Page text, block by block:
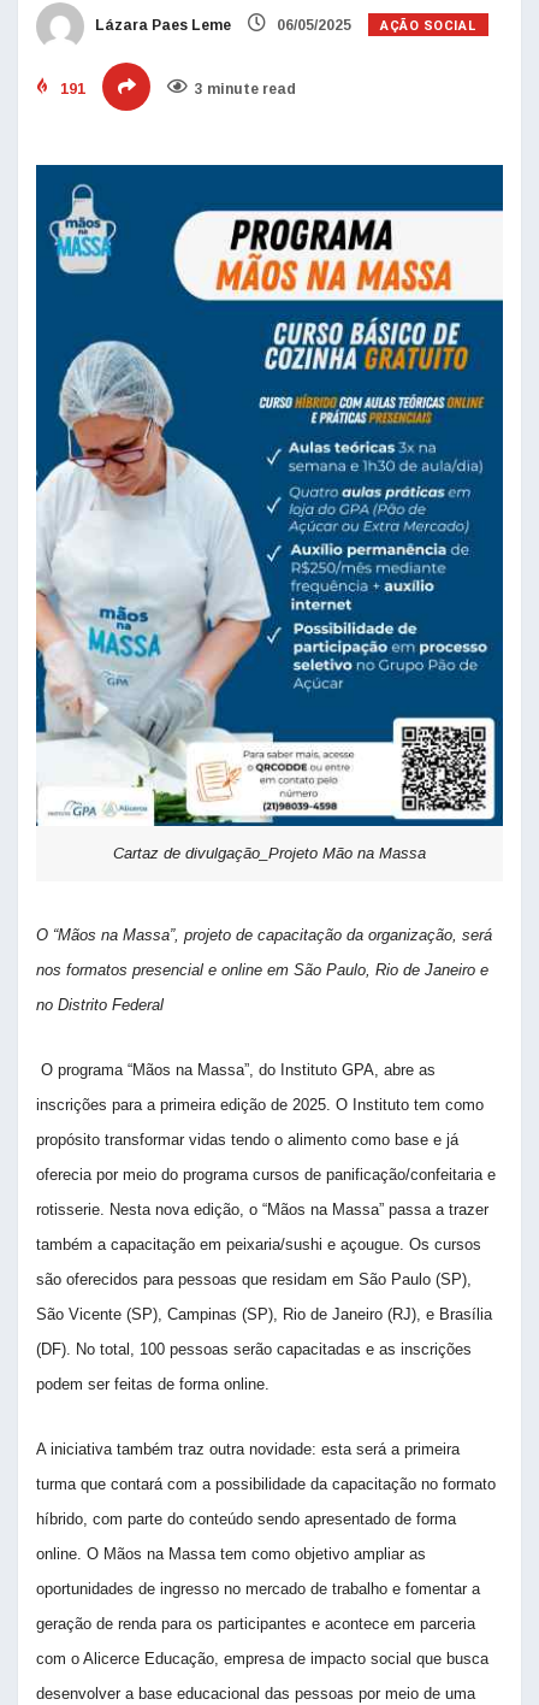
Lázara Paes Leme 06/05/2025 AÇÃO SOCIAL
191 3 minute read
Cartaz de divulgação_Projeto Mão na Massa
O “Mãos na Massa”, projeto de capacitação da organização, será
nos formatos presencial e online em São Paulo, Rio de Janeiro e
no Distrito Federal
O programa “Mãos na Massa”, do Instituto GPA, abre as
inscrições para a primeira edição de 2025. O Instituto tem como
propósito transformar vidas tendo o alimento como base e já
oferecia por meio do programa cursos de panificação/confeitaria e
rotisserie. Nesta nova edição, o “Mãos na Massa” passa a trazer
também a capacitação em peixaria/sushi e açougue. Os cursos
são oferecidos para pessoas que residam em São Paulo (SP),
São Vicente (SP), Campinas (SP), Rio de Janeiro (RJ), e Brasília
(DF). No total, 100 pessoas serão capacitadas e as inscrições
podem ser feitas de forma online.
A iniciativa também traz outra novidade: esta será a primeira
turma que contará com a possibilidade da capacitação no formato
híbrido, com parte do conteúdo sendo apresentado de forma
online. O Mãos na Massa tem como objetivo ampliar as
oportunidades de ingresso no mercado de trabalho e fomentar a
geração de renda para os participantes e acontece em parceria
com o Alicerce Educação, empresa de impacto social que busca
desenvolver a base educacional das pessoas por meio de uma